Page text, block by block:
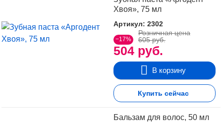
Хвоя», 75 мл
Артикул: 2302
−17%
504 руб.
Розничная цена
605 руб.
В корзину
Купить сейчас
Бальзам для волос, 50 мл